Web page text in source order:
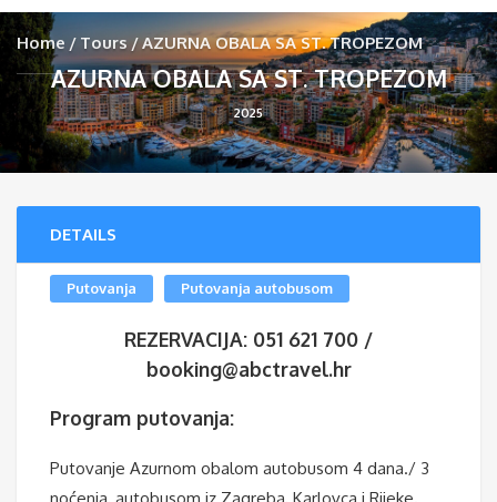
Home Tours AZURNA OBALA SA ST. TROPEZOM
AZURNA OBALA SA ST. TROPEZOM
2025
DETAILS
Putovanja Putovanja autobusom
REZERVACIJA: 051 621 700 /
booking@abctravel.hr
Program putovanja:
Putovanje Azurnom obalom autobusom 4 dana./ 3